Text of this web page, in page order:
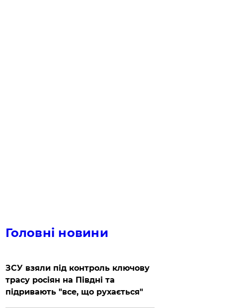
Головні новини
ЗСУ взяли під контроль ключову
трасу росіян на Півдні та
підривають "все, що рухається"